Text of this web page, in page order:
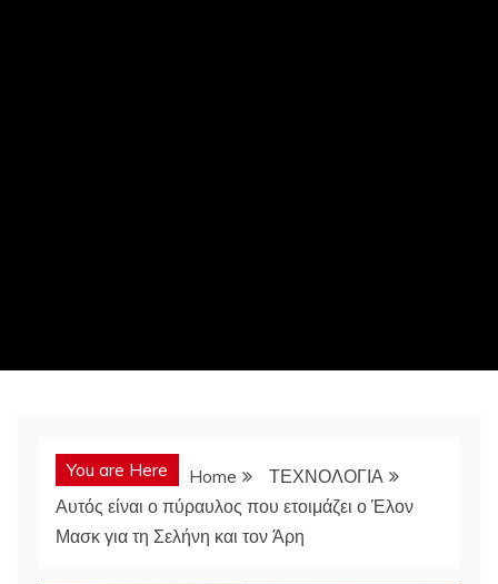
You are Here Home
ΤΕΧΝΟΛΟΓΙΑ
Αυτός είναι ο πύραυλος που ετοιμάζει ο Έλον
Μασκ για τη Σελήνη και τον Άρη